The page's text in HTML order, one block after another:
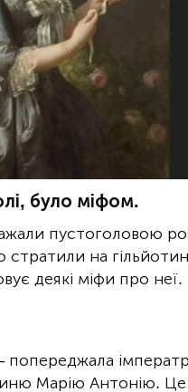
було міфом.
пустоголовою
на
деякі міфи про неї.
Марію Антонію. Це